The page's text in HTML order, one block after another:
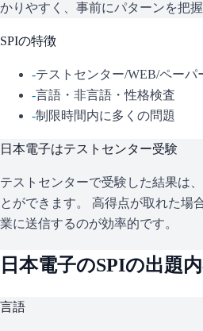
かりやすく、事前にパターンを把
SPIの特徴
-テストセンター/WEB/ペーパ
-言語・非言語・性格検査
-制限時間内に多くの問題
日本電子はテストセンター受験
テストセンターで受験した結果は
とができます。 高得点が取れた場
業に送信するのが効率的です。
日本電子のSPIの出題
言語